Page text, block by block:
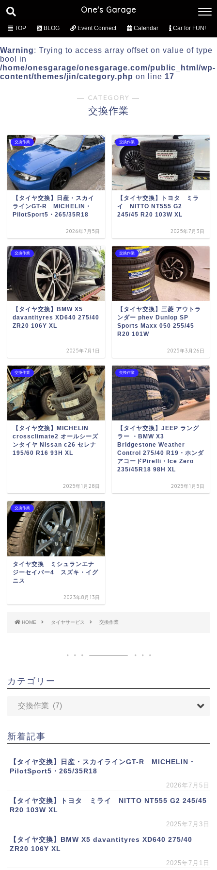
One's Garage
TOP BLOG Event Connect Calendar Car for FUN!
Warning: Trying to access array offset on value of type
bool in
/home/onesgarage/onesgarage.com/public_html/wp-
content/themes/jin/category.php on line 17
― CATEGORY ―
交換作業
交換作業
【タイヤ交換】日産・スカイ
ラインGT-R MICHELIN・
PilotSport5・265/35R18
2026年7月5日
交換作業
【タイヤ交換】トヨタ ミラ
イ NITTO NT555 G2
245/45 R20 103W XL
2025年7月3日
交換作業
【タイヤ交換】BMW X5
davantityres XD640 275/40
ZR20 106Y XL
2025年7月1日
交換作業
【タイヤ交換】三菱 アウトラ
ンダー phev Dunlop SP
Sports Maxx 050 255/45
R20 101W
2025年3月26日
交換作業
【タイヤ交換】MICHELIN
crossclimate2 オールシーズ
ンタイヤ Nissan c26 セレナ
195/60 R16 93H XL
2025年1月28日
交換作業
【タイヤ交換】JEEP ラング
ラー ・BMW X3
Bridgestone Weather
Control 275/40 R19・ホンダ
アコードPirelli・Ice Zero
235/45R18 98H XL
2025年1月5日
交換作業
タイヤ交換 ミシュランエナ
ジーセイバー4 スズキ・イグ
ニス
2023年8月13日
HOME タイヤサービス 交換作業
カテゴリー
新着記事
【タイヤ交換】日産・スカイラインGT-R MICHELIN・
PilotSport5・265/35R18
2026年7月5日
【タイヤ交換】トヨタ ミライ NITTO NT555 G2 245/45
R20 103W XL
2025年7月3日
【タイヤ交換】BMW X5 davantityres XD640 275/40
ZR20 106Y XL
2025年7月1日